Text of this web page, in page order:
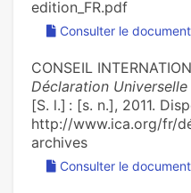
edition_FR.pdf
Consulter le document
CONSEIL
Déclaration
[S. l.] : [s. n.], 2011.
http://www.ica.org/fr/
archives
Consulter le document